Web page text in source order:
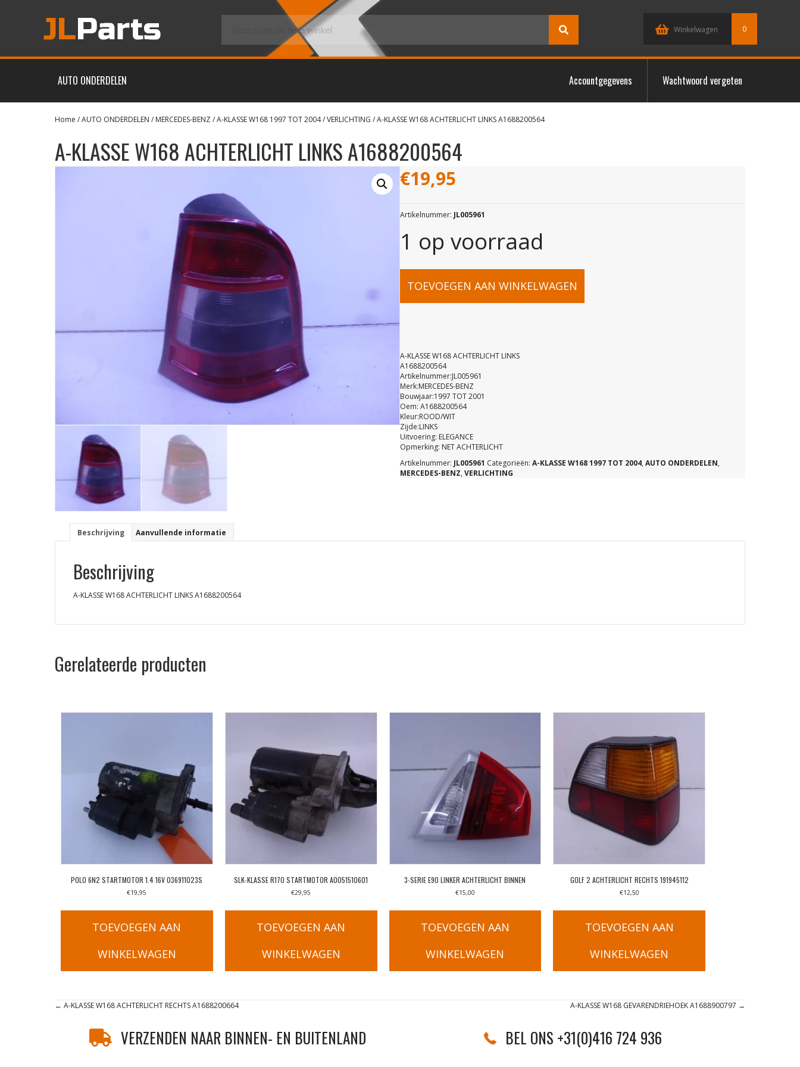
Winkelwagen 0
AUTO ONDERDELEN Accountgegevens Wachtwoord vergeten
Home /AUTO ONDERDELEN / MERCEDES-BENZ/A-KLASSE W168 1997 TOT 2004/VERLICHTING / A-KLASSE W168 ACHTERLICHT LINKS A1688200564
A-KLASSE W168 ACHTERLICHT LINKS A1688200564
€19,95
Artikelnummer: JL005961
1 op voorraad
A-
W168
ACHTERLICHT
LINKS
A1688200564
TOEVOEGEN AAN WINKELWAGEN
A-KLASSE W168 ACHTERLICHT LINKS
A1688200564
Artikelnummer:JL005961
Merk:MERCEDES-BENZ
Bouwjaar:1997 TOT 2001
Oem: A1688200564
Kleur:ROOD/WIT
Zijde:LINKS
Uitvoering: ELEGANCE
Opmerking: NET ACHTERLICHT
Artikelnummer: JL005961 Categorieën: A-KLASSE W168 1997 TOT 2004, AUTO ONDERDELEN,
MERCEDES-BENZ, VERLICHTING
Beschrijving Aanvullende informatie
Beschrijving
A-KLASSE W168 ACHTERLICHT LINKS A1688200564
Gerelateerde producten
POLO 6N2 STARTMOTOR 1.4 16V 036911023S
€19,95
TOEVOEGEN AAN
WINKELWAGEN
SLK-KLASSE R170 STARTMOTOR A0051510601
€29,95
TOEVOEGEN AAN
WINKELWAGEN
3-SERIE E90 LINKER ACHTERLICHT BINNEN
€15,00
TOEVOEGEN AAN
WINKELWAGEN
GOLF 2 ACHTERLICHT RECHTS 191945112
€12,50
TOEVOEGEN AAN
WINKELWAGEN
Posts
navigation
← A-KLASSE W168 ACHTERLICHT RECHTS A1688200664 A-KLASSE W168 GEVARENDRIEHOEK A1688900797 →
VERZENDEN NAAR BINNEN- EN BUITENLAND BEL ONS +31(0)416 724 936